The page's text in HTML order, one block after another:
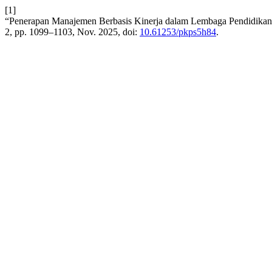
[1]
“Penerapan Manajemen Berbasis Kinerja dalam Lembaga
2, pp. 1099–1103, Nov. 2025, doi: 10.61253/pkps5h84.